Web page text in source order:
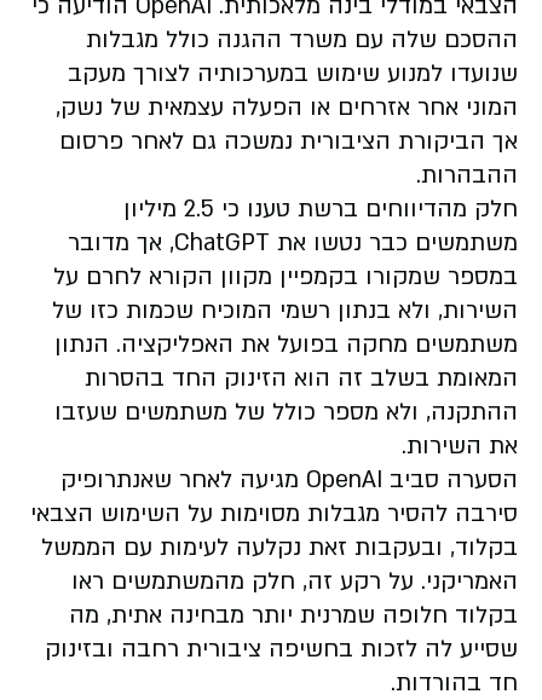
ההסכם שלה עם משרד ההגנה כולל מגבלות
שנועדו למנוע שימוש במערכותיה לצורך מעקב
המוני אחר אזרחים או הפעלה עצמאית של נשק,
אך הביקורת הציבורית נמשכה גם לאחר פרסום
ההבהרות.
חלק מהדיווחים ברשת טענו כי 2.5 מיליון
משתמשים כבר נטשו את ChatGPT, אך מדובר
במספר שמקורו בקמפיין מקוון הקורא לחרם על
השירות, ולא בנתון רשמי המוכיח שכמות כזו של
משתמשים מחקה בפועל את האפליקציה. הנתון
המאומת בשלב זה הוא הזינוק החד בהסרות
ההתקנה, ולא מספר כולל של משתמשים שעזבו
את השירות.
הסערה סביב OpenAI מגיעה לאחר שאנתרופיק
סירבה להסיר מגבלות מסוימות על השימוש הצבאי
בקלוד, ובעקבות זאת נקלעה לעימות עם הממשל
האמריקני. על רקע זה, חלק מהמשתמשים ראו
בקלוד חלופה שמרנית יותר מבחינה אתית, מה
שסייע לה לזכות בחשיפה ציבורית רחבה ובזינוק
חד בהורדות.